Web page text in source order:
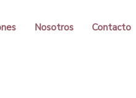
Nosotros Contacto